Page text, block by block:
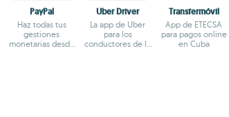
PayPal
Haz todas tus
gestiones
monetarias desde
Uber Driver
La app de Uber
para los
conductores de la
Transfermóvil
App de ETECSA
para pagos online
en Cuba